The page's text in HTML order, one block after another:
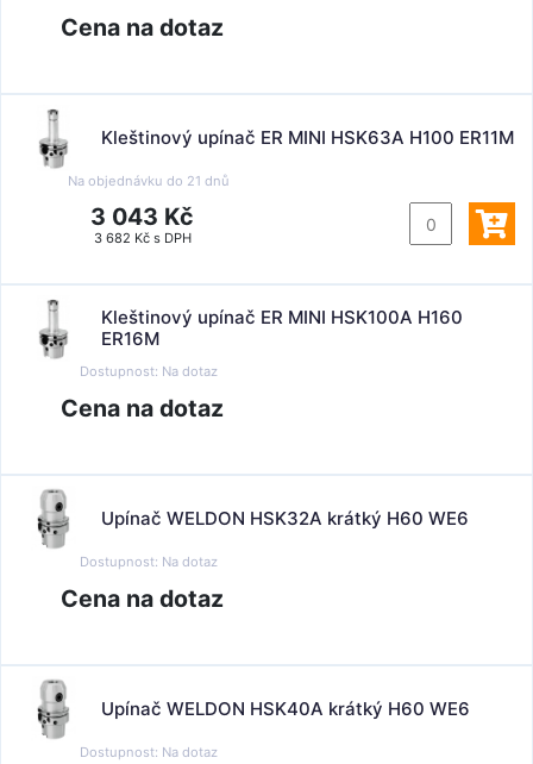
Cena na dotaz
Kleštinový upínač ER MINI HSK63A H100 ER11M
Na objednávku do 21 dnů
3 043 Kč
3 682 Kč s DPH
Kleštinový upínač ER MINI HSK100A H160
ER16M
Dostupnost: Na dotaz
Cena na dotaz
Upínač WELDON HSK32A krátký H60 WE6
Dostupnost: Na dotaz
Cena na dotaz
Upínač WELDON HSK40A krátký H60 WE6
Dostupnost: Na dotaz